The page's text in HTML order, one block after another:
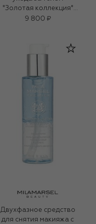
"Золотая коллекция"
(2x150ml)
9 800 ₽
Двухфазное средство
для снятия макияжа с